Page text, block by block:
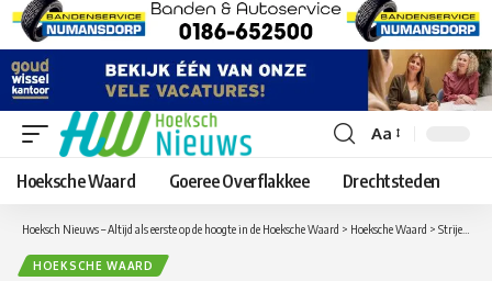
Lettergrootte
aanpassen
Aa
Hoeksche Waard Goeree Overflakkee Drechtsteden
Hoeksch Nieuws – Altijd als eerste op de hoogte in de Hoeksche Waard > Hoeksche Waard > Strijen doet zich zelf tekort in streekderby bij NSVV in Numansdorp – ( inclusief video )
HOEKSCHE WAARD